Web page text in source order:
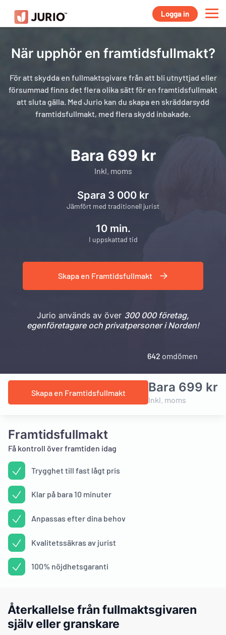
Logga in
När upphör en framtidsfullmakt?
För att skydda en fullmaktsgivare från att bli utnyttjad eller
försummad finns det flera olika sätt för en framtidsfullmakt
att sluta gälla. Med Jurio kan du skapa en skräddarsydd
framtidsfullmakt, med flera skydd inbakade.
Bara 699 kr
Inkl. moms
Spara 3 000 kr
Jämfört med traditionell jurist
10 min.
I uppskattad tid
Skapa en Framtidsfullmakt
Jurio används av över 300 000 företag,
egenföretagare och privatpersoner i Norden!
642 omdömen
Bara 699 kr
Inkl. moms
Skapa en Framtidsfullmakt
Framtidsfullmakt
Få kontroll över framtiden idag
Trygghet till fast lågt pris
Klar på bara 10 minuter
Anpassas efter dina behov
Kvalitetssäkras av jurist
100% nöjdhetsgaranti
Återkallelse från fullmaktsgivaren
själv eller granskare